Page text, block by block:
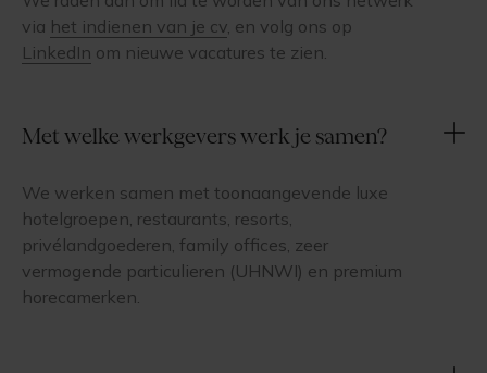
via het indienen van je cv , en volg ons op
LinkedIn om nieuwe vacatures te zien.
Met welke werkgevers werk je samen?
We werken samen met toonaangevende luxe
hotelgroepen, restaurants, resorts,
privélandgoederen, family offices, zeer
vermogende particulieren (UHNWI) en premium
horecamerken.